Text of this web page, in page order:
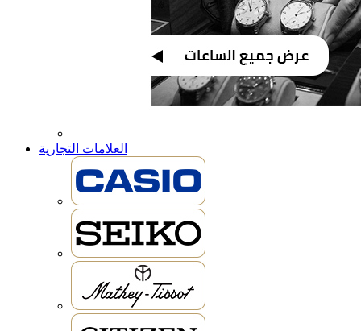
العلامات التجارية